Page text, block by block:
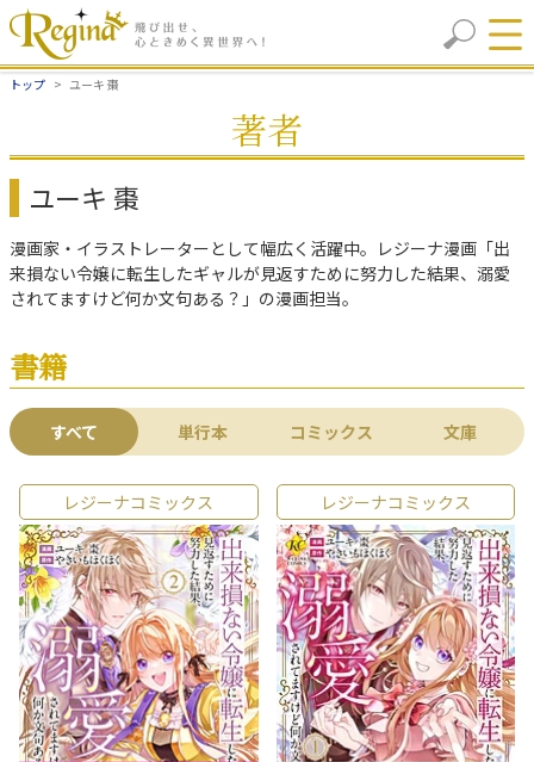
トップ ユーキ 棗
著者
ユーキ 棗
漫画家・イラストレーターとして幅広く活躍中。レジーナ漫画「出
来損ない令嬢に転生したギャルが見返すために努力した結果、溺愛
されてますけど何か文句ある？」の漫画担当。
書籍
すべて 単行本 コミックス 文庫
レジーナコミックス レジーナコミックス